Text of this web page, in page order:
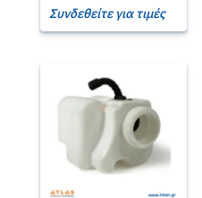
Συνδεθείτε για τιμές